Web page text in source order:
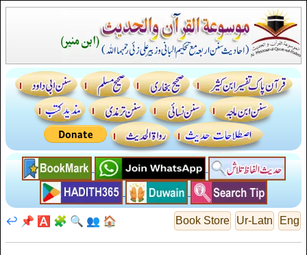
Eng
Ur-Latn
Book Store
🏠
👥
🔍
🧩
🅰️
📌
↩️